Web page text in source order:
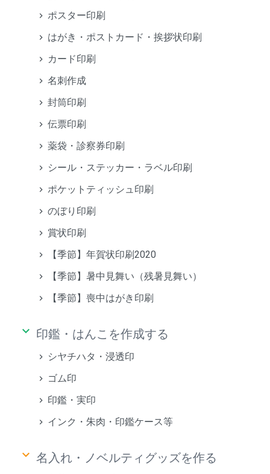
ポスター印刷
はがき・ポストカード・挨拶状印刷
カード印刷
名刺作成
封筒印刷
伝票印刷
薬袋・診察券印刷
シール・ステッカー・ラベル印刷
ポケットティッシュ印刷
のぼり印刷
賞状印刷
【季節】年賀状印刷2020
【季節】暑中見舞い（残暑見舞い）
【季節】喪中はがき印刷
keyboard_arrow_down 印鑑・はんこを作成する
シヤチハタ・浸透印
ゴム印
印鑑・実印
インク・朱肉・印鑑ケース等
keyboard_arrow_down 名入れ・ノベルティグッズを作る